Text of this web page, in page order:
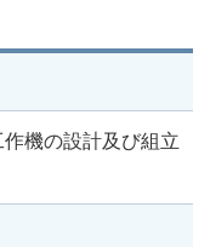
機の設計及び組立